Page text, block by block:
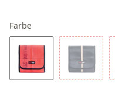
Farbe